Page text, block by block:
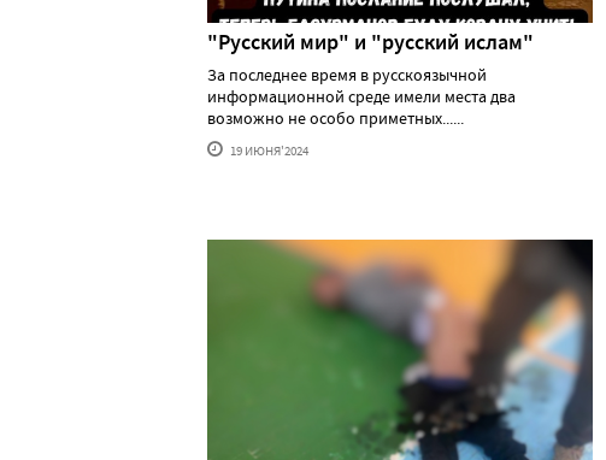
"Русский мир" и "русский ислам"
За последнее время в русскоязычной
информационной среде имели места два
возможно не особо приметных......
19 ИЮНЯ'2024